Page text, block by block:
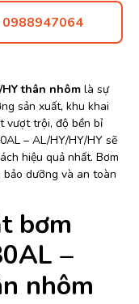
0988947064
HY thân nhôm là sự
sản xuất, khu khai
vượt trội, độ bền bỉ
– AL/HY/HY/HY sẽ
hiệu quả nhất. Bơm
dưỡng và an toàn
bơm
–
nhôm